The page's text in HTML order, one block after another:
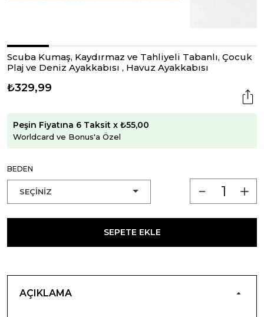
Scuba Kumaş, Kaydırmaz ve Tahliyeli Tabanlı, Çocuk
Plaj ve Deniz Ayakkabısı , Havuz Ayakkabısı
₺329,99
Peşin Fiyatına 6 Taksit x ₺55,00
Worldcard ve Bonus'a Özel
BEDEN
SEPETE EKLE
AÇIKLAMA